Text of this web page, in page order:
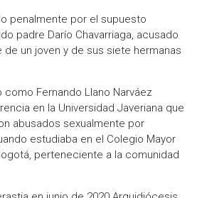
penalmente por el supuesto
padre Darío Chavarriaga, acusado
de un joven y de sus siete hermanas
Fernando Llano Narváez
en la Universidad Javeriana que
abusados sexualmente por
estudiaba en el Colegio Mayor
perteneciente a la comunidad